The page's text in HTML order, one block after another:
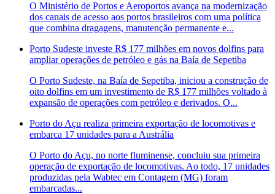
O Ministério de Portos e Aeroportos avança na modernização
dos canais de acesso aos portos brasileiros com uma política
que combina dragagens, manutenção permanente e...
Porto Sudeste investe R$ 177 milhões em novos dolfins para
ampliar operações de petróleo e gás na Baía de Sepetiba
O Porto Sudeste, na Baía de Sepetiba, iniciou a construção de
oito dolfins em um investimento de R$ 177 milhões voltado à
expansão de operações com petróleo e derivados. O...
Porto do Açu realiza primeira exportação de locomotivas e
embarca 17 unidades para a Austrália
O Porto do Açu, no norte fluminense, concluiu sua primeira
operação de exportação de locomotivas. Ao todo, 17 unidades
produzidas pela Wabtec em Contagem (MG) foram
embarcadas...